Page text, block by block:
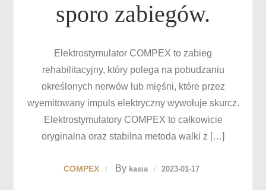
sporo zabiegów.
Elektrostymulator COMPEX to zabieg
rehabilitacyjny, który polega na pobudzaniu
określonych nerwów lub mięśni, które przez
wyemitowany impuls elektryczny wywołuje skurcz.
Elektrostymulatory COMPEX to całkowicie
oryginalna oraz stabilna metoda walki z […]
COMPEX By kasia 2023-01-17